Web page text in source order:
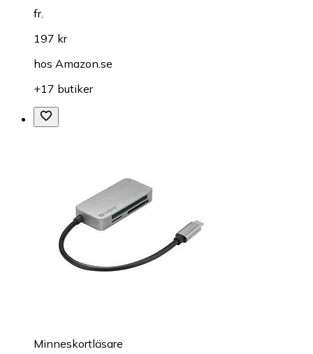
fr.
197 kr
hos Amazon.se
+17 butiker
Minneskortläsare